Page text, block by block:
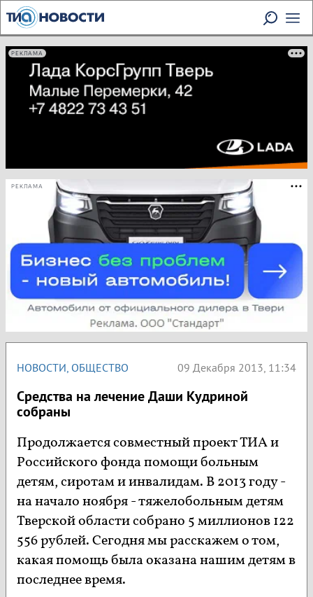
РЕКЛАМА
РЕКЛАМА
НОВОСТИ, ОБЩЕСТВО 09 Декабря 2013, 11:34
Средства на лечение Даши Кудриной
собраны
Продолжается совместный проект ТИА и
Российского фонда помощи больным
детям, сиротам и инвалидам. В 2013 году -
на начало ноября - тяжелобольным детям
Тверской области собрано 5 миллионов 122
556 рублей. Сегодня мы расскажем о том,
какая помощь была оказана нашим детям в
последнее время.